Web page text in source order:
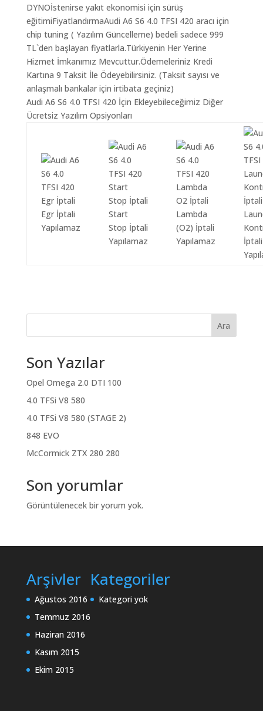
DYNOİstenirse yakıt ekonomisi için sürüş
eğitimiFiyatlandırmaAudi A6 S6 4.0 TFSI 420 aracı için
chip tuning ( Yazılım Güncelleme) bedeli sadece 999
TL`den başlayan fiyatlarla.Türkiyenin Her Yerine
Hizmet İmkanımız Mevcuttur.Ödemeleriniz Kredi
Kartına 9 Taksit İle Ödeyebilirsiniz. (Taksit sayısı ve
anlaşmalı bankalar için irtibata geçiniz)
Audi A6 S6 4.0 TFSI 420 İçin Ekleyebileceğimiz Diğer
Ücretsiz Yazılım Opsiyonları
Egr İptali
Yapılamaz
Start
Stop İptali
Yapılamaz
Lambda
(O2) İptali
Yapılamaz
İptali
Ara
Son Yazılar
Opel Omega 2.0 DTI 100
4.0 TFSi V8 580
4.0 TFSi V8 580 (STAGE 2)
848 EVO
McCormick ZTX 280 280
Son yorumlar
Görüntülenecek bir yorum yok.
Arşivler
Ağustos 2016
Temmuz 2016
Haziran 2016
Kasım 2015
Ekim 2015
Kategoriler
Kategori yok